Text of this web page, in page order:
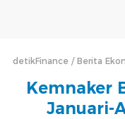
detikFinance Berita
Kemnaker
Januari-